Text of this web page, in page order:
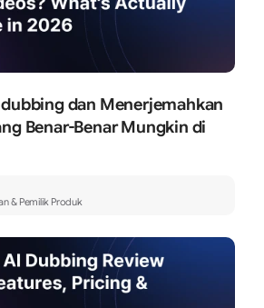
dan Menerjemahkan
Benar-Benar Mungkin di
& Pemilik Produk